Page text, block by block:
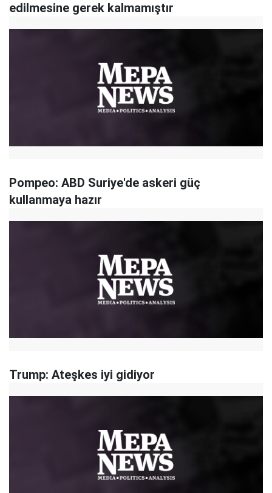
edilmesine gerek kalmamıştır
Pompeo: ABD Suriye'de askeri güç
kullanmaya hazır
Trump: Ateşkes iyi gidiyor